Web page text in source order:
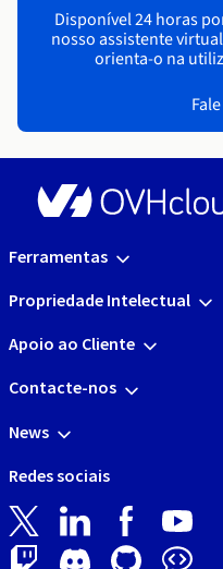
Disponível 24 horas
nosso assistente
orienta-o na
Ferramentas
Propriedade Intelectual
Apoio ao Cliente
Contacte-nos
News
Redes sociais